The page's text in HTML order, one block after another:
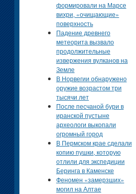
формировали на Марсе
вихри, «очищающие»
поверхность
Падение древнего
метеорита вызвало
продолжительные
извержения вулканов на
Земле
В Норвегии обнаружено
оружие возрастом три
тысячи лет
После песчаной бури в
иранской пустыне
археологи выкопали
огромный город
В Пермском крае сделали
копию пушки, которую
отлили для экспедиции
Беринга в Каменске
Феномен «замерзших»
могил на Алтае